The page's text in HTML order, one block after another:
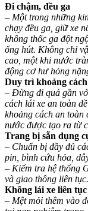
Đi chậm, đều ga
– Một trong những
chạy đều ga, giữ xe
không thốc ga đột
ống hút. Không chỉ
cao, một khi nước
động cơ hư hỏng
Duy trì khoảng
– Đừng đi quá gần
cách lái xe an toàn
khoảng cách an toàn
nước được tạo ra từ
Trang bị sẵn dụng
– Chuẩn bị đầy đủ
pin, bình cứu hỏa,
– Kiểm tra hệ thống
và giao thông liên tục.
Không lái xe liên
– Mệt mỏi thêm vào